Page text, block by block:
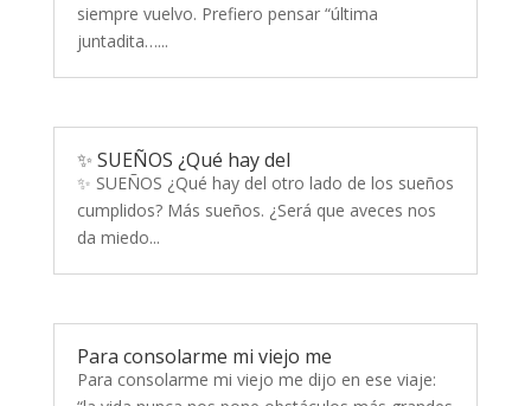
siempre vuelvo. Prefiero pensar “última
juntadita…...
✨ SUEÑOS ¿Qué hay del
✨ SUEÑOS ¿Qué hay del otro lado de los sueños
cumplidos? Más sueños. ¿Será que aveces nos
da miedo...
Para consolarme mi viejo me
Para consolarme mi viejo me dijo en ese viaje: